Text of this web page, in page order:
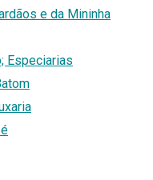
e da Mininha
Especiarias